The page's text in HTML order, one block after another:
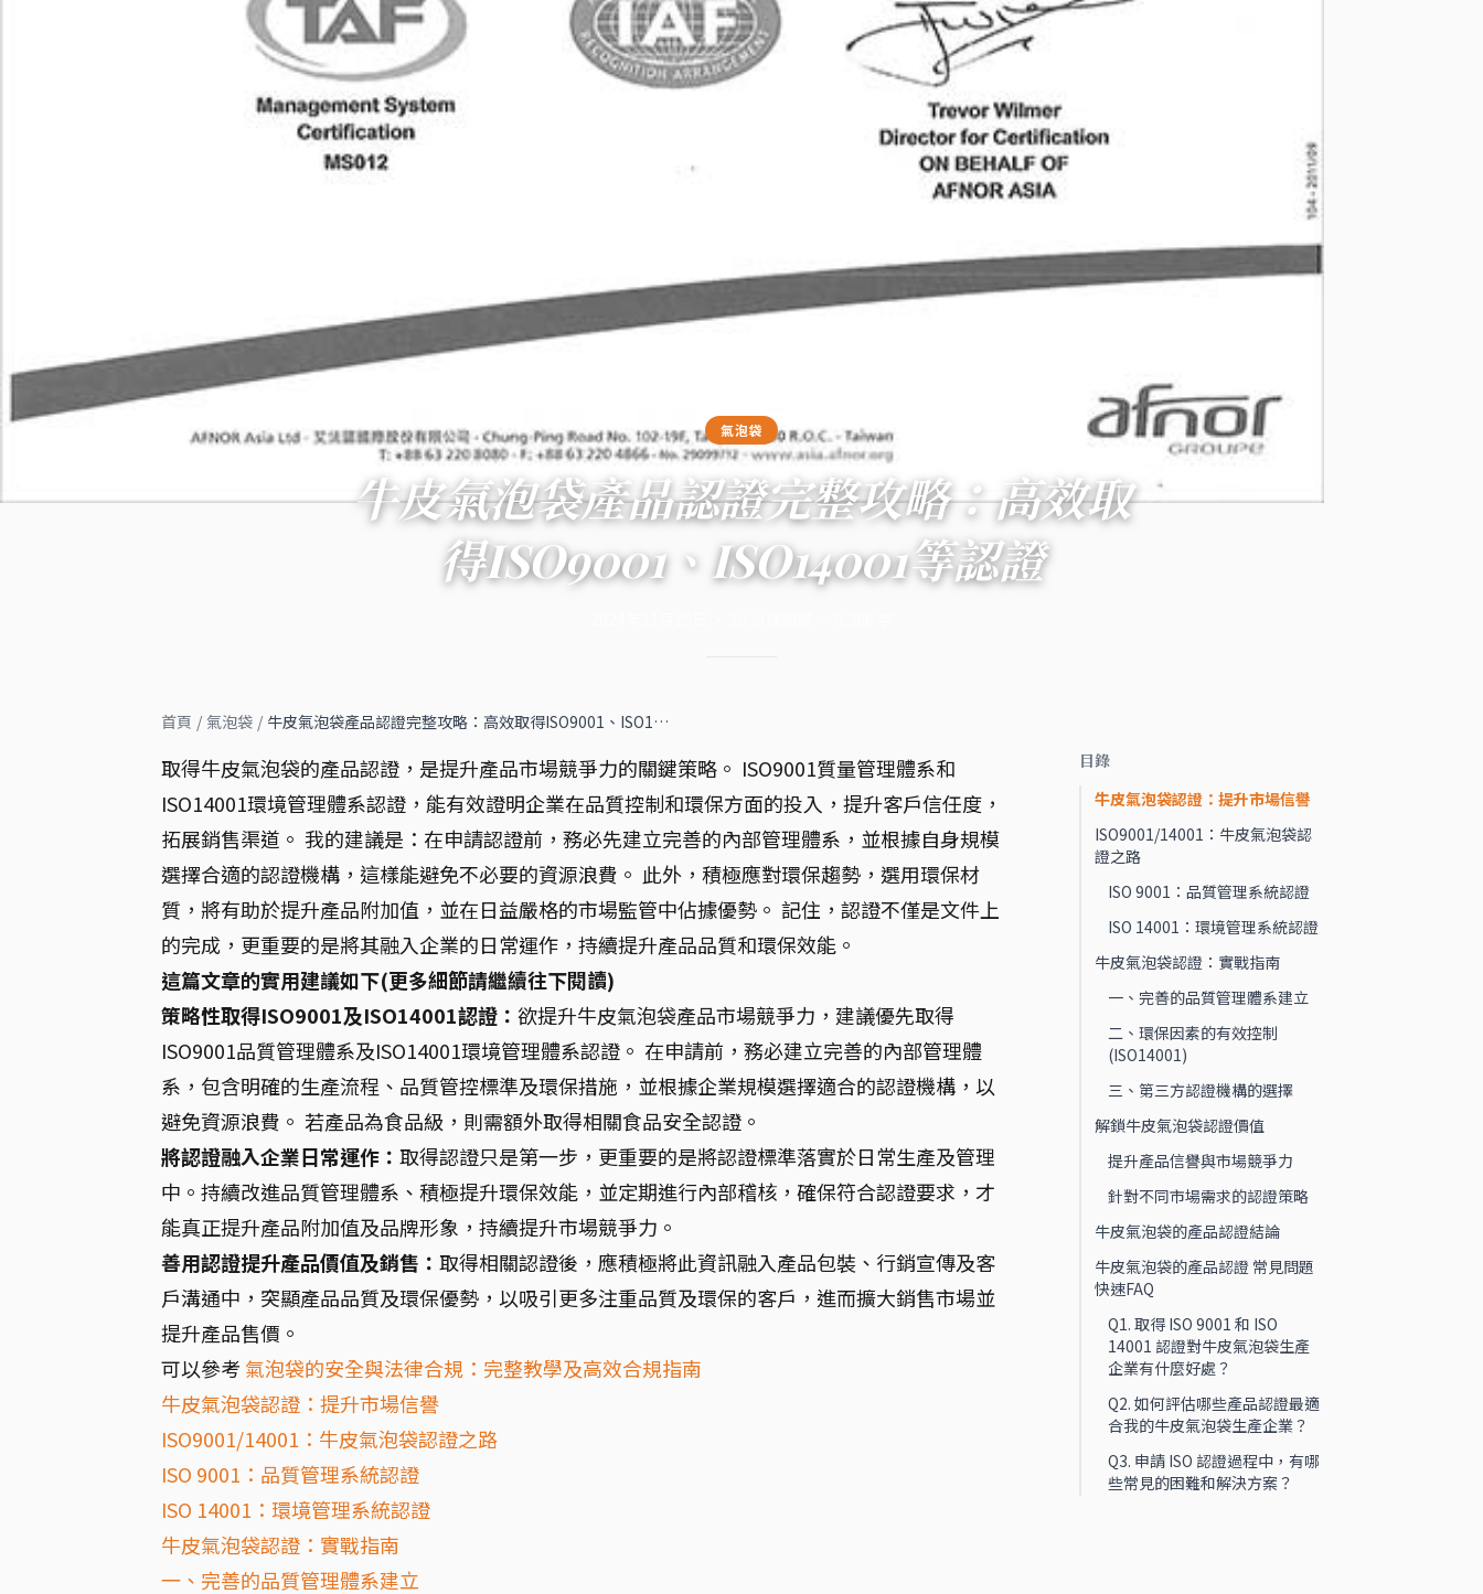
氣泡袋
牛皮氣泡袋產品認證完整攻略：高效取
得ISO9001、ISO14001等認證
首頁 / 氣泡袋 / 牛皮氣泡袋產品認證完整攻略：高效取得ISO9001、ISO1…
取得牛皮氣泡袋的產品認證，是提升產品市場競爭力的關鍵策略。 ISO9001質量管理體系和
ISO14001環境管理體系認證，能有效證明企業在品質控制和環保方面的投入，提升客戶信任度，
拓展銷售渠道。 我的建議是：在申請認證前，務必先建立完善的內部管理體系，並根據自身規模
選擇合適的認證機構，這樣能避免不必要的資源浪費。 此外，積極應對環保趨勢，選用環保材
質，將有助於提升產品附加值，並在日益嚴格的市場監管中佔據優勢。 記住，認證不僅是文件上
的完成，更重要的是將其融入企業的日常運作，持續提升產品品質和環保效能。
這篇文章的實用建議如下(更多細節請繼續往下閱讀)
策略性取得ISO9001及ISO14001認證： 欲提升牛皮氣泡袋產品市場競爭力，建議優先取得
ISO9001品質管理體系及ISO14001環境管理體系認證。 在申請前，務必建立完善的內部管理體
系，包含明確的生產流程、品質管控標準及環保措施，並根據企業規模選擇適合的認證機構，以
避免資源浪費。 若產品為食品級，則需額外取得相關食品安全認證。
將認證融入企業日常運作： 取得認證只是第一步，更重要的是將認證標準落實於日常生產及管理
中。持續改進品質管理體系、積極提升環保效能，並定期進行內部稽核，確保符合認證要求，才
能真正提升產品附加值及品牌形象，持續提升市場競爭力。
善用認證提升產品價值及銷售： 取得相關認證後，應積極將此資訊融入產品包裝、行銷宣傳及客
戶溝通中，突顯產品品質及環保優勢，以吸引更多注重品質及環保的客戶，進而擴大銷售市場並
提升產品售價。
可以參考 氣泡袋的安全與法律合規：完整教學及高效合規指南
牛皮氣泡袋認證：提升市場信譽
ISO9001/14001：牛皮氣泡袋認證之路
ISO 9001：品質管理系統認證
ISO 14001：環境管理系統認證
牛皮氣泡袋認證：實戰指南
一、完善的品質管理體系建立
目錄
牛皮氣泡袋認證：提升市場信譽
ISO9001/14001：牛皮氣泡袋認
證之路
ISO 9001：品質管理系統認證
ISO 14001：環境管理系統認證
牛皮氣泡袋認證：實戰指南
一、完善的品質管理體系建立
二、環保因素的有效控制
(ISO14001)
三、第三方認證機構的選擇
解鎖牛皮氣泡袋認證價值
提升產品信譽與市場競爭力
針對不同市場需求的認證策略
牛皮氣泡袋的產品認證結論
牛皮氣泡袋的產品認證 常見問題
快速FAQ
Q1. 取得 ISO 9001 和 ISO
14001 認證對牛皮氣泡袋生產
企業有什麼好處？
Q2. 如何評估哪些產品認證最適
合我的牛皮氣泡袋生產企業？
Q3. 申請 ISO 認證過程中，有哪
些常見的困難和解決方案？